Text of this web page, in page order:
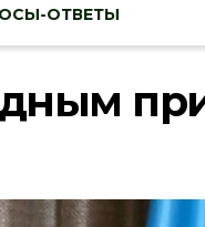
ОТВЕТЫ